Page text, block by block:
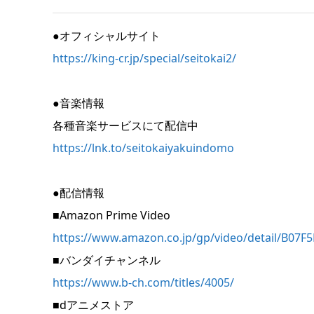
●オフィシャルサイト
https://king-cr.jp/special/seitokai2/
●音楽情報
各種音楽サービスにて配信中
https://lnk.to/seitokaiyakuindomo
●配信情報
■Amazon Prime Video
https://www.amazon.co.jp/gp/video/detail/
■バンダイチャンネル
https://www.b-ch.com/titles/4005/
■dアニメストア